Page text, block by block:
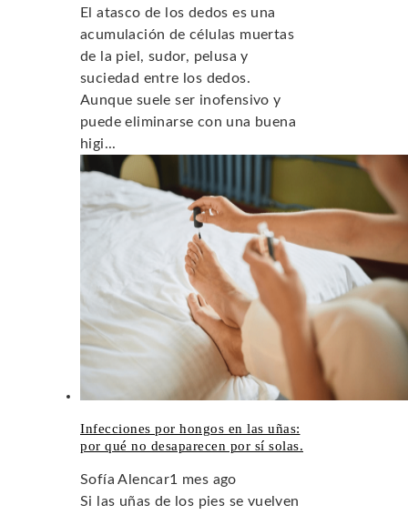
El atasco de los dedos es una
acumulación de células muertas
de la piel, sudor, pelusa y
suciedad entre los dedos.
Aunque suele ser inofensivo y
puede eliminarse con una buena
higi...
Infecciones por hongos en las uñas:
por qué no desaparecen por sí solas.
Sofía Alencar1 mes ago
Si las uñas de los pies se vuelven